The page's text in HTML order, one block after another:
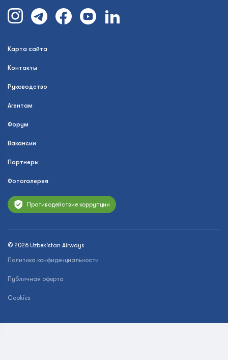
Карта сайта
Контакты
Руководство
Агентам
Форум
Вакансии
Партнеры
Фотогалерея
Противодействие коррупции
© 2026 Uzbekistan Airways
Политика конфиденциальности
Публичная оферта
Cookies